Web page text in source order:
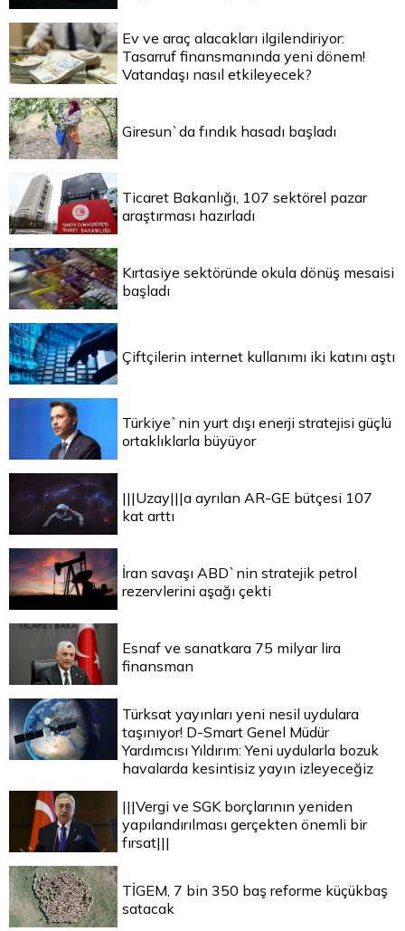
Ev ve araç alacakları ilgilendiriyor:
Tasarruf finansmanında yeni dönem!
Vatandaşı nasıl etkileyecek?
Giresun`da fındık hasadı başladı
Ticaret Bakanlığı, 107 sektörel pazar
araştırması hazırladı
Kırtasiye sektöründe okula dönüş mesaisi
başladı
Çiftçilerin internet kullanımı iki katını aştı
Türkiye`nin yurt dışı enerji stratejisi güçlü
ortaklıklarla büyüyor
|||Uzay|||a ayrılan AR-GE bütçesi 107
kat arttı
İran savaşı ABD`nin stratejik petrol
rezervlerini aşağı çekti
Esnaf ve sanatkara 75 milyar lira
finansman
Türksat yayınları yeni nesil uydulara
taşınıyor! D-Smart Genel Müdür
Yardımcısı Yıldırım: Yeni uydularla bozuk
havalarda kesintisiz yayın izleyeceğiz
|||Vergi ve SGK borçlarının yeniden
yapılandırılması gerçekten önemli bir
fırsat|||
TİGEM, 7 bin 350 baş reforme küçükbaş
satacak